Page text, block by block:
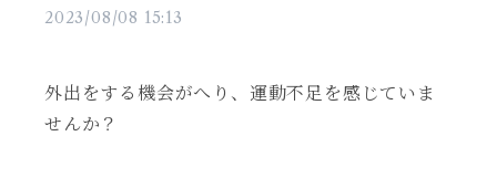
2023/08/08 15:13
外出をする機会がへり、運動不足を感じていま
せんか？